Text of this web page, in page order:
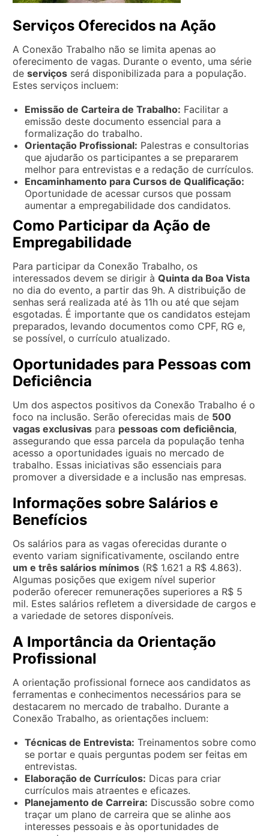
Serviços Oferecidos na Ação
A Conexão Trabalho não se limita apenas ao
oferecimento de vagas. Durante o evento, uma série
de serviços será disponibilizada para a população.
Estes serviços incluem:
Emissão de Carteira de Trabalho: Facilitar a
emissão deste documento essencial para a
formalização do trabalho.
Orientação Profissional: Palestras e consultorias
que ajudarão os participantes a se prepararem
melhor para entrevistas e a redação de currículos.
Encaminhamento para Cursos de Qualificação:
Oportunidade de acessar cursos que possam
aumentar a empregabilidade dos candidatos.
Como Participar da Ação de
Empregabilidade
Para participar da Conexão Trabalho, os
interessados devem se dirigir à Quinta da Boa Vista
no dia do evento, a partir das 9h. A distribuição de
senhas será realizada até às 11h ou até que sejam
esgotadas. É importante que os candidatos estejam
preparados, levando documentos como CPF, RG e,
se possível, o currículo atualizado.
Oportunidades para Pessoas com
Deficiência
Um dos aspectos positivos da Conexão Trabalho é o
foco na inclusão. Serão oferecidas mais de 500
vagas exclusivas para pessoas com deficiência,
assegurando que essa parcela da população tenha
acesso a oportunidades iguais no mercado de
trabalho. Essas iniciativas são essenciais para
promover a diversidade e a inclusão nas empresas.
Informações sobre Salários e
Benefícios
Os salários para as vagas oferecidas durante o
evento variam significativamente, oscilando entre
um e três salários mínimos (R$ 1.621 a R$ 4.863).
Algumas posições que exigem nível superior
poderão oferecer remunerações superiores a R$ 5
mil. Estes salários refletem a diversidade de cargos e
a variedade de setores disponíveis.
A Importância da Orientação
Profissional
A orientação profissional fornece aos candidatos as
ferramentas e conhecimentos necessários para se
destacarem no mercado de trabalho. Durante a
Conexão Trabalho, as orientações incluem:
Técnicas de Entrevista: Treinamentos sobre como
se portar e quais perguntas podem ser feitas em
entrevistas.
Elaboração de Currículos: Dicas para criar
currículos mais atraentes e eficazes.
Planejamento de Carreira: Discussão sobre como
traçar um plano de carreira que se alinhe aos
interesses pessoais e às oportunidades de